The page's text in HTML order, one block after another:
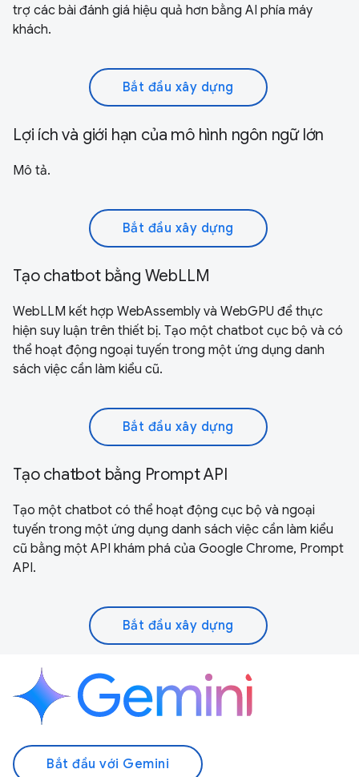
trợ các bài đánh giá hiệu quả hơn bằng AI phía máy
khách.
Bắt đầu xây dựng
Lợi ích và giới hạn của mô hình ngôn ngữ lớn
Mô tả.
Bắt đầu xây dựng
Tạo chatbot bằng WebLLM
WebLLM kết hợp WebAssembly và WebGPU để thực
hiện suy luận trên thiết bị. Tạo một chatbot cục bộ và có
thể hoạt động ngoại tuyến trong một ứng dụng danh
sách việc cần làm kiểu cũ.
Bắt đầu xây dựng
Tạo chatbot bằng Prompt API
Tạo một chatbot có thể hoạt động cục bộ và ngoại
tuyến trong một ứng dụng danh sách việc cần làm kiểu
cũ bằng một API khám phá của Google Chrome, Prompt
API.
Bắt đầu xây dựng
Bắt đầu với Gemini